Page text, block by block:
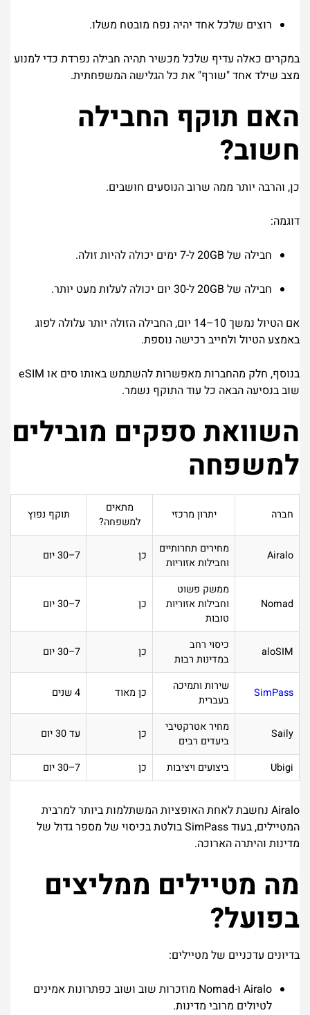
רוצים שלכל אחד יהיה נפח מובטח משלו.
במקרים כאלה עדיף שלכל מכשיר תהיה חבילה נפרדת כדי למנוע
מצב שילד אחד "שורף" את כל הגלישה המשפחתית.
האם תוקף החבילה
חשוב?
כן, והרבה יותר ממה שרוב הנוסעים חושבים.
דוגמה:
חבילה של 20GB ל-7 ימים יכולה להיות זולה.
חבילה של 20GB ל-30 יום יכולה לעלות מעט יותר.
אם הטיול נמשך 10–14 יום, החבילה הזולה יותר עלולה לפוג
באמצע הטיול ולחייב רכישה נוספת.
בנוסף, חלק מהחברות מאפשרות להשתמש באותו סים או eSIM
שוב בנסיעה הבאה כל עוד התוקף נשמר.
השוואת ספקים מובילים
למשפחה
חברה יתרון מרכזי
מתאים
למשפחה?
תוקף נפוץ
Airalo
מחירים תחרותיים
וחבילות אזוריות
כן 7–30 יום
Nomad
ממשק פשוט
וחבילות אזוריות
טובות
כן 7–30 יום
aloSIM
כיסוי רחב
במדינות רבות
כן 7–30 יום
SimPass
שירות ותמיכה
בעברית
כן מאוד 4 שנים
Saily
מחיר אטרקטיבי
ביעדים רבים
כן עד 30 יום
Ubigi ביצועים ויציבות כן 7–30 יום
Airalo נחשבת לאחת האופציות המשתלמות ביותר למרבית
המטיילים, בעוד SimPass בולטת בכיסוי של מספר גדול של
מדינות והיתרה הארוכה.
מה מטיילים ממליצים
בפועל?
בדיונים עדכניים של מטיילים:
Airalo ו-Nomad מוזכרות שוב ושוב כפתרונות אמינים
לטיולים מרובי מדינות.